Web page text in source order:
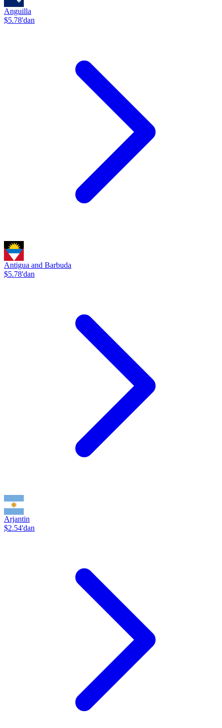
Anguilla
$5.78'dan
Antigua and Barbuda
$5.78'dan
Arjantin
$2.54'dan